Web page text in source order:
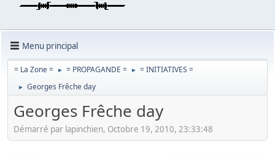
Menu principal
= La Zone = ► = PROPAGANDE = ► = INITIATIVES =
► Georges Frêche day
Georges Frêche day
Démarré par lapinchien, Octobre 19, 2010, 23:33:48